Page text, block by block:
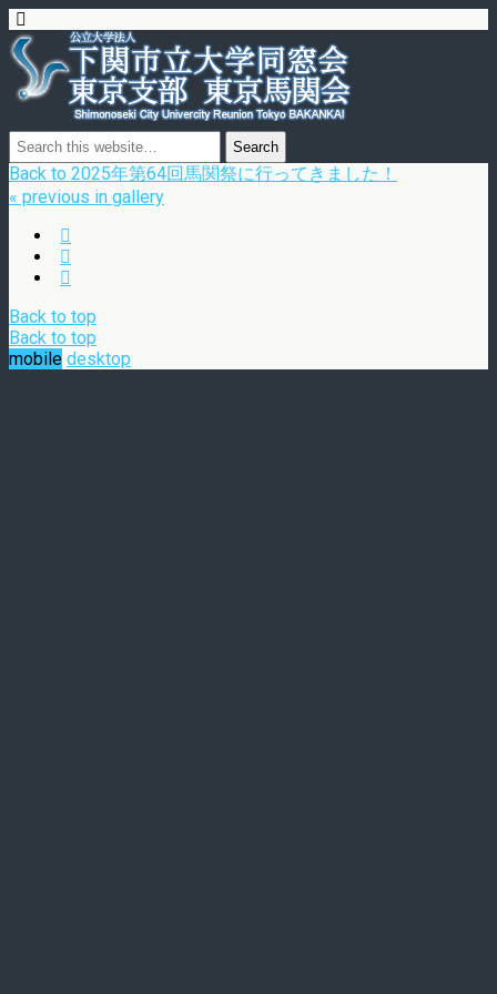
Back to 2025年第64回馬関祭に行ってきました！
« previous in gallery
Back to top
Back to top
mobile desktop